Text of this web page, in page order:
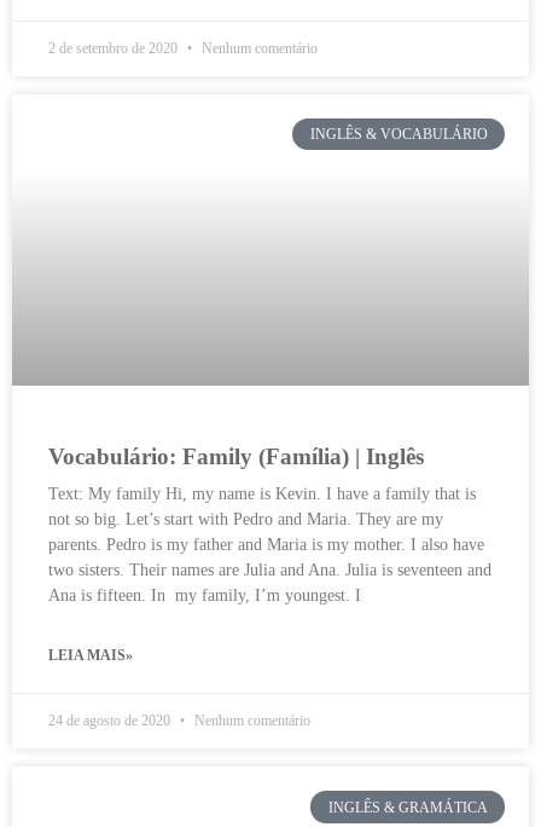
2 de setembro de 2020 Nenhum comentário
INGLÊS & VOCABULÁRIO
Vocabulário: Family (Família) | Inglês
Text: My family Hi, my name is Kevin. I have a family that is
not so big. Let’s start with Pedro and Maria. They are my
parents. Pedro is my father and Maria is my mother. I also have
two sisters. Their names are Julia and Ana. Julia is seventeen and
Ana is fifteen. In my family, I’m youngest. I
LEIA MAIS»
24 de agosto de 2020 Nenhum comentário
INGLÊS & GRAMÁTICA